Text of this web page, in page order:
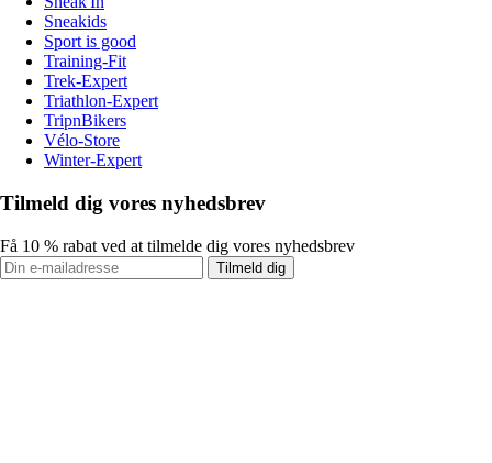
Sneakids
Sport is good
Training-Fit
Trek-Expert
Triathlon-Expert
TripnBikers
Vélo-Store
Winter-Expert
Tilmeld dig vores nyhedsbrev
Få 10 % rabat ved at tilmelde dig vores nyhedsbrev
Tilmeld dig